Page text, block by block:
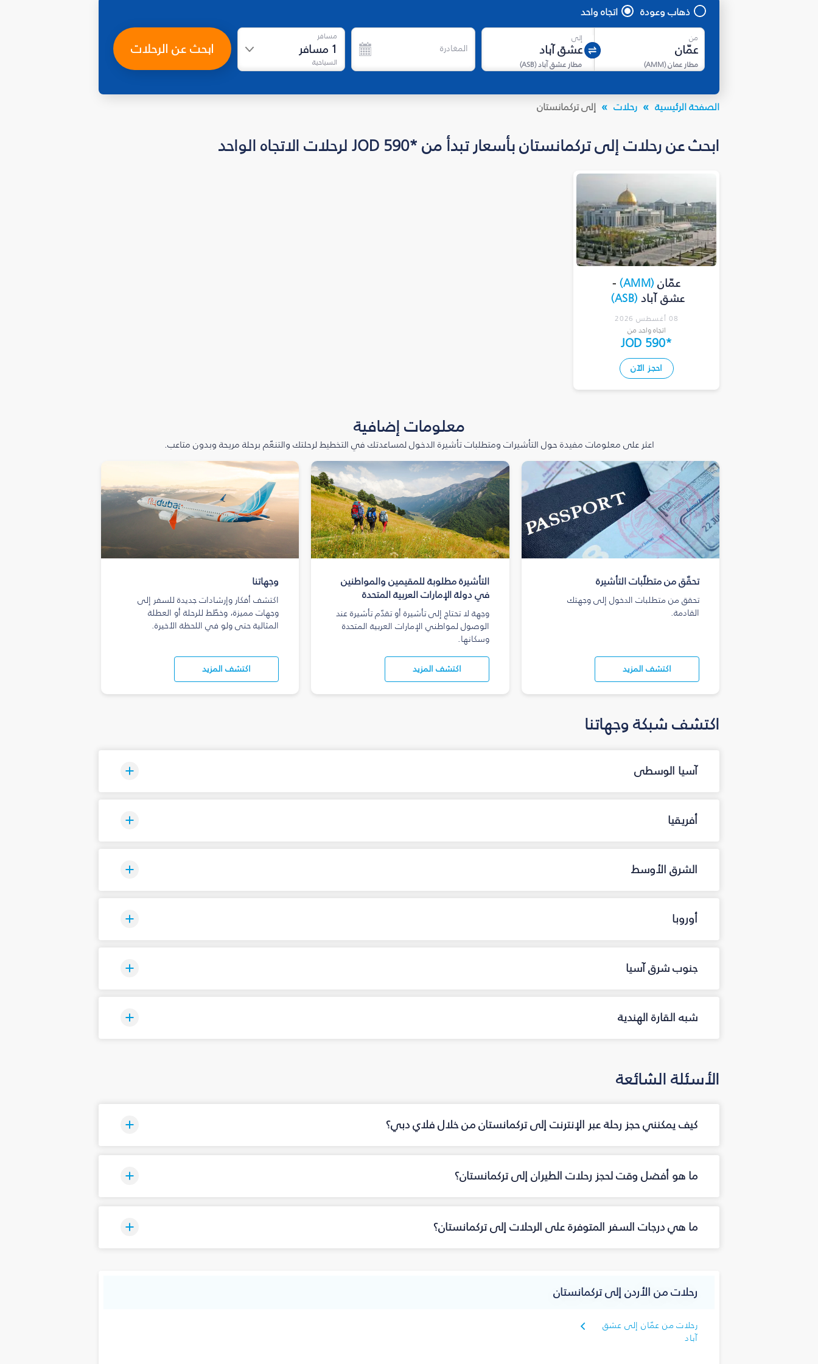
ذهاب وعودة اتجاه واحد
من
مطار عمان(
AMM
)
إلى
مطار عشق آباد(
ASB
)
المغادرة
مسافر
1 مسافر
السياحية
ابحث عن الرحلات
الصفحة الرئيسية رحلات إلى تركمانستان
ابحث عن رحلات إلى تركمانستان بأسعار تبدأ من *JOD 590 لرحلات الاتجاه الواحد
عمّان (
AMM
)
-
عشق آباد (
ASB
)
08 أغسطس 2026
اتجاه واحد من
JOD 590*
احجز الآن
معلومات إضافية
اعثر على معلومات مفيدة حول التأشيرات ومتطلبات تأشيرة الدخول لمساعدتك في التخطيط لرحلتك والتنعّم برحلة مريحة وبدون متاعب.
تحقّق من متطلّبات التأشيرة
تحقق من متطلبات الدخول إلى وجهتك
القادمة.
اكتشف المزيد
التأشيرة مطلوبة للمقيمين والمواطنين
في دولة الإمارات العربية المتحدة
وجهة لا تحتاج إلى تأشيرة أو تقدّم تأشيرة عند
الوصول لمواطني الإمارات العربية المتحدة
وسكانها.
اكتشف المزيد
وجهاتنا
اكتشف أفكار وإرشادات جديدة للسفر إلى
وجهات مميزة، وخطّط للرحلة أو العطلة
المثالية حتى ولو في اللحظة الأخيرة.
اكتشف المزيد
اكتشف شبكة وجهاتنا
آسيا الوسطى
أفريقيا
الشرق الأوسط
أوروبا
جنوب شرق آسيا
شبه القارة الهندية
الأسئلة الشائعة
كيف يمكنني حجز رحلة عبر الإنترنت إلى تركمانستان من خلال فلاي دبي؟
ما هو أفضل وقت لحجز رحلات الطيران إلى تركمانستان؟
ما هي درجات السفر المتوفرة على الرحلات إلى تركمانستان؟
رحلات من الأردن إلى تركمانستان
رحلات من عمّان إلى عشق
آباد